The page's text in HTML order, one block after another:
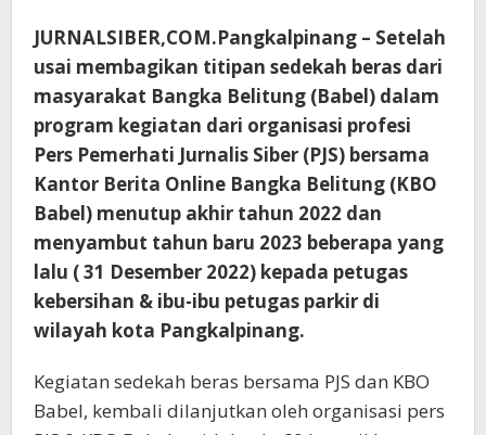
JURNALSIBER,COM.Pangkalpinang – Setelah
usai membagikan titipan sedekah beras dari
masyarakat Bangka Belitung (Babel) dalam
program kegiatan dari organisasi profesi
Pers Pemerhati Jurnalis Siber (PJS) bersama
Kantor Berita Online Bangka Belitung (KBO
Babel) menutup akhir tahun 2022 dan
menyambut tahun baru 2023 beberapa yang
lalu ( 31 Desember 2022) kepada petugas
kebersihan & ibu-ibu petugas parkir di
wilayah kota Pangkalpinang.
Kegiatan sedekah beras bersama PJS dan KBO
Babel, kembali dilanjutkan oleh organisasi pers